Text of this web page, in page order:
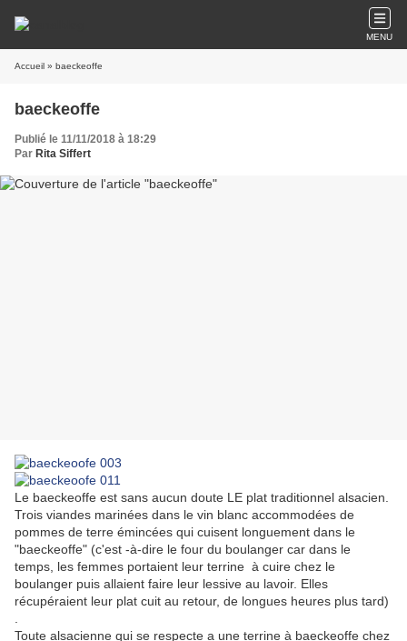
MENU
Accueil » baeckeoffe
baeckeoffe
Publié le 11/11/2018 à 18:29
Par Rita Siffert
Le baeckeoffe est sans aucun doute LE plat traditionnel alsacien.
Trois viandes marinées dans le vin blanc accommodées de
pommes de terre émincées qui cuisent longuement dans le
"baeckeoffe" (c'est -à-dire le four du boulanger car dans le
temps, les femmes portaient leur terrine à cuire chez le
boulanger puis allaient faire leur lessive au lavoir. Elles
récupéraient leur plat cuit au retour, de longues heures plus tard)
Toute alsacienne qui se respecte a une terrine à baeckeoffe chez